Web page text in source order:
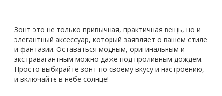
Зонт это не только привычная, практичная вещь, но и
элегантный аксессуар, который заявляет о вашем стиле
и фантазии. Оставаться модным, оригинальным и
экстравагантным можно даже под проливным дождем.
Просто выбирайте зонт по своему вкусу и настроению,
и включайте в небе солнце!